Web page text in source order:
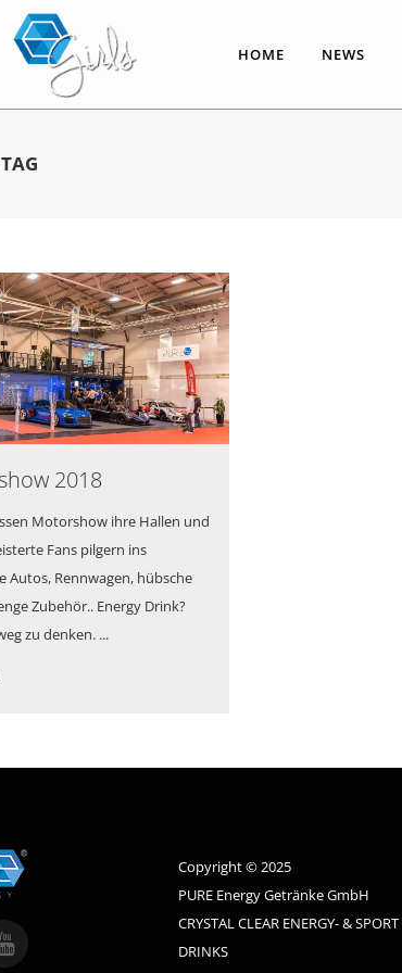
HOME NEWS
2018
Motorshow ihre Hallen und
Fans pilgern ins
Autos, Rennwagen, hübsche
Zubehör.. Energy Drink?
zu denken. ...
Copyright © 2025
PURE Energy Getränke GmbH
CRYSTAL CLEAR ENERGY- & SPORT
DRINKS